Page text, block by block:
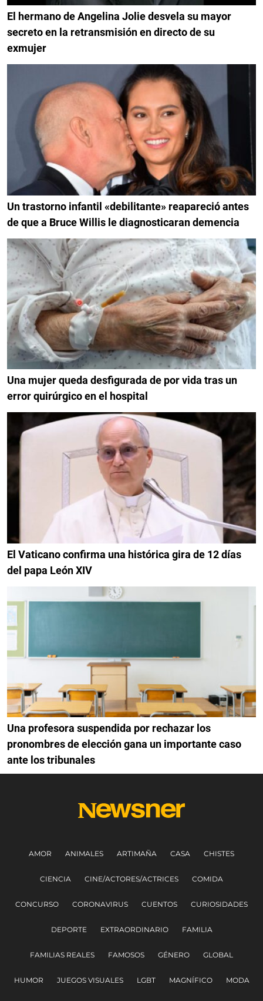
El hermano de Angelina Jolie desvela su mayor
secreto en la retransmisión en directo de su
exmujer
Un trastorno infantil «debilitante» reapareció antes
de que a Bruce Willis le diagnosticaran demencia
Una mujer queda desfigurada de por vida tras un
error quirúrgico en el hospital
El Vaticano confirma una histórica gira de 12 días
del papa León XIV
Una profesora suspendida por rechazar los
pronombres de elección gana un importante caso
ante los tribunales
AMOR ANIMALES ARTIMAÑA CASA CHISTES
CIENCIA CINE/ACTORES/ACTRICES COMIDA
CONCURSO CORONAVIRUS CUENTOS CURIOSIDADES
DEPORTE EXTRAORDINARIO FAMILIA
FAMILIAS REALES FAMOSOS GÉNERO GLOBAL
HUMOR JUEGOS VISUALES LGBT MAGNÍFICO MODA